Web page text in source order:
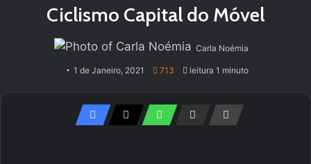
Ciclismo Capital do Móvel
Carla Noémia
1 de Janeiro, 2021 713 leitura 1 minuto